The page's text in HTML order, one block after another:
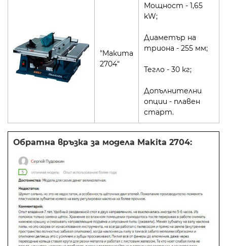
"Макита
2704"
Мощност - 1,65
kW;
Диаметър на
триона - 255 мм;
Тегло - 30 кг;
Допълнителни
опции - плавен
старт.
Обратна връзка за модела Makita 2704: